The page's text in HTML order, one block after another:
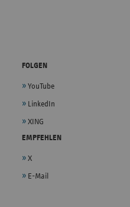
FOLGEN
YouTube
LinkedIn
XING
EMPFEHLEN
X
E-Mail